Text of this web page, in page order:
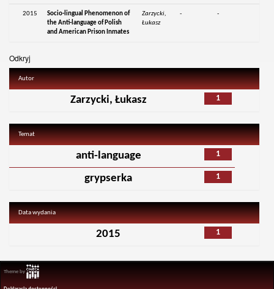
2015
Socio-lingual Phenomenon of
the Anti-language of Polish
and American Prison Inmates
Zarzycki,
Łukasz
- -
Odkryj
Autor
1
Zarzycki, Łukasz
Temat
1
anti-language
1
grypserka
Data wydania
1
2015
Theme by